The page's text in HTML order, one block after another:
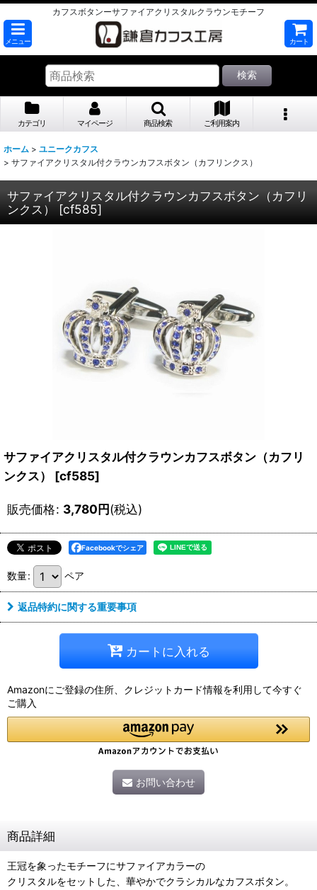
カフスボタンーサファイアクリスタルクラウンモチーフ
メニュー カート
検索
カテゴリ マイページ 商品検索 ご利用案内
ホーム > ユニークカフス
> サファイアクリスタル付クラウンカフスボタン（カフリンクス）
サファイアクリスタル付クラウンカフスボタン（カフリ
ンクス）
[cf585]
サファイアクリスタル付クラウンカフスボタン（カフリ
ンクス）
[cf585]
販売価格: 3,780円(税込)
Facebookでシェア
数量: ペア
返品特約に関する重要事項
カートに入れる
Amazonにご登録の住所、クレジットカード情報を利用して今すぐ
ご購入
お問い合わせ
商品詳細
王冠を象ったモチーフにサファイアカラーの
クリスタルをセットした、華やかでクラシカルなカフスボタン。